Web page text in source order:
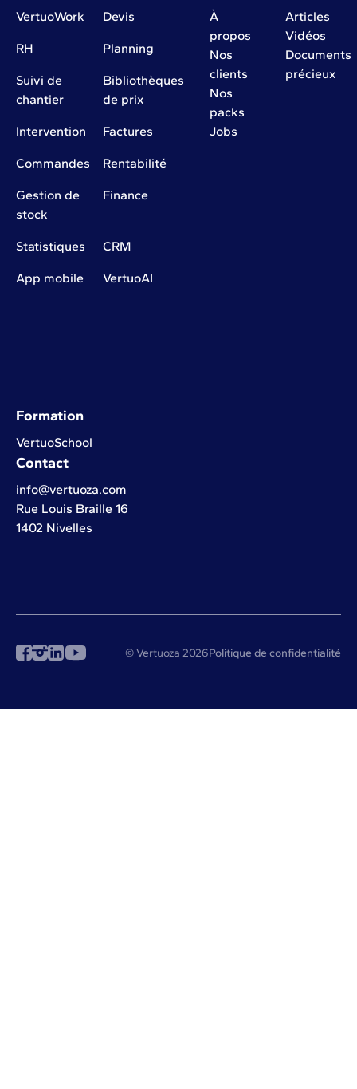
VertuoWork Devis
RH Planning
Suivi de
chantier
Bibliothèques
de prix
Intervention Factures
Commandes Rentabilité
Gestion de
stock
Finance
Statistiques CRM
App mobile VertuoAI
À
propos
Nos
clients
Nos
packs
Jobs
Articles
Vidéos
Documents
précieux
Formation
VertuoSchool
Contact
info@vertuoza.com
Rue Louis Braille 16
1402 Nivelles
© Vertuoza 2026Politique de confidentialité